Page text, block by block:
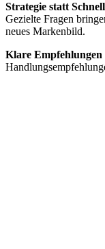
Strategie statt
Gezielte Fragen
neues Markenbild.
Klare Empfehlungen